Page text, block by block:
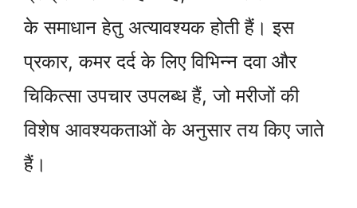
के समाधान हेतु अत्यावश्यक होती हैं। इस
प्रकार, कमर दर्द के लिए विभिन्न दवा और
चिकित्सा उपचार उपलब्ध हैं, जो मरीजों की
विशेष आवश्यकताओं के अनुसार तय किए जाते
हैं।